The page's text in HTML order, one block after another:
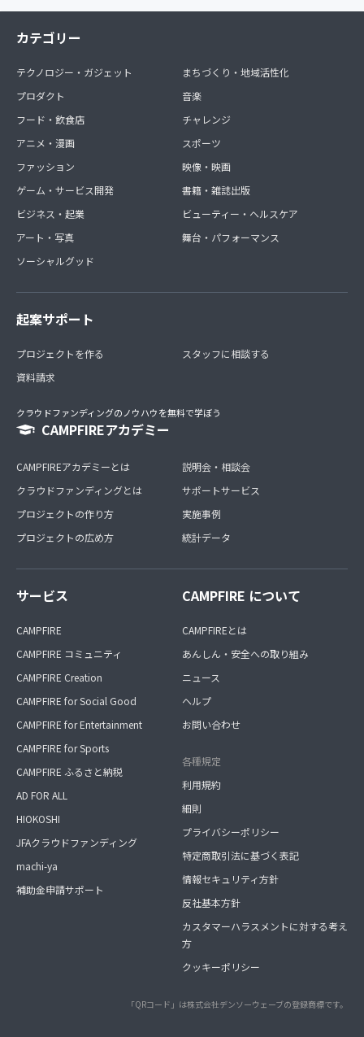
カテゴリー
テクノロジー・ガジェット
プロダクト
フード・飲食店
アニメ・漫画
ファッション
ゲーム・サービス開発
ビジネス・起業
アート・写真
ソーシャルグッド
まちづくり・地域活性化
音楽
チャレンジ
スポーツ
映像・映画
書籍・雑誌出版
ビューティー・ヘルスケア
舞台・パフォーマンス
起案サポート
プロジェクトを作る
資料請求
スタッフに相談する
クラウドファンディングのノウハウを無料で学ぼう
CAMPFIREアカデミー
CAMPFIREアカデミーとは
クラウドファンディングとは
プロジェクトの作り方
プロジェクトの広め方
説明会・相談会
サポートサービス
実施事例
統計データ
サービス
CAMPFIRE
CAMPFIRE コミュニティ
CAMPFIRE Creation
CAMPFIRE for Social Good
CAMPFIRE for Entertainment
CAMPFIRE for Sports
CAMPFIRE ふるさと納税
AD FOR ALL
HIOKOSHI
JFAクラウドファンディング
machi-ya
補助金申請サポート
CAMPFIRE について
CAMPFIREとは
あんしん・安全への取り組み
ニュース
ヘルプ
お問い合わせ
各種規定
利用規約
細則
プライバシーポリシー
特定商取引法に基づく表記
情報セキュリティ方針
反社基本方針
カスタマーハラスメントに対する考え
方
クッキーポリシー
「QRコード」は株式会社デンソーウェーブの登録商標です。